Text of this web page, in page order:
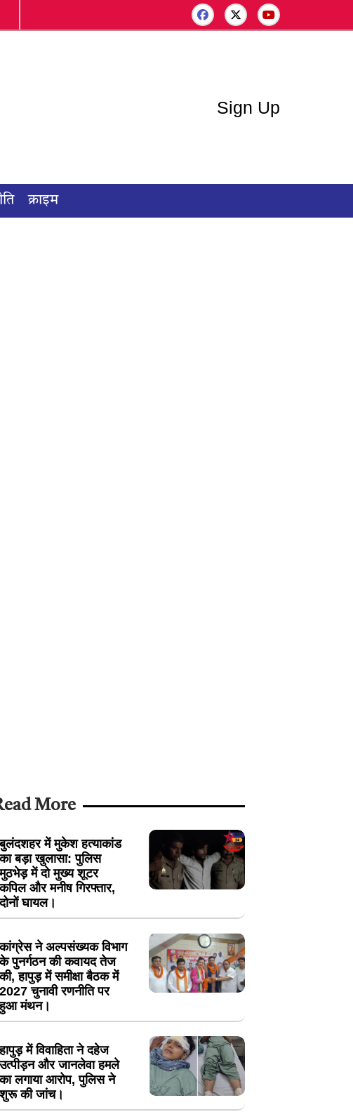
Sign Up
क्राइम
More
में मुकेश हत्याकांड
बड़ा खुलासा: पुलिस
में दो मुख्य शूटर
और मनीष गिरफ्तार,
घायल।
ने अल्पसंख्यक विभाग
पुनर्गठन की कवायद तेज
हापुड़ में समीक्षा बैठक में
2027 चुनावी रणनीति पर
मंथन।
में विवाहिता ने दहेज
और जानलेवा हमले
लगाया आरोप, पुलिस ने
की जांच।